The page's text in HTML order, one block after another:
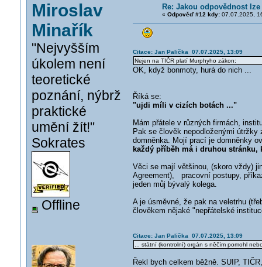
Miroslav
Minařík
"Nejvyšším
úkolem není
teoretické
poznání, nýbrž
praktické
umění žít!"
Sokrates
Offline
Re: Jakou odpovědnost
« Odpověď #12 kdy:07.07.2025,
Citace: Jan Palička 07.07.2025, 13:09
Nejen na TIČR platí Murphyho zákon:
OK, když bonmoty, hurá do nich ...
Říká se:
"ujdi míli v cizích botách ..."
Mám přátele v různých firmách,
Pak se člověk nepodloženými
domněnka. Mojí prací je domněnky
každý příběh má i druhou stránku,
Věci se mají většinou, (skoro vždy)
Agreement), pracovní postupy,
jeden můj bývalý kolega.
A je úsměvné, že pak na veletrhu
člověkem nějaké "nepřátelské
Citace: Jan Palička 07.07.2025, 13:09
... státní (kontrolní) orgán s něčím pomohl
Řekl bych celkem běžně. SUIP,